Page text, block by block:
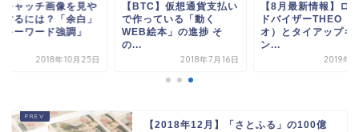
キャッチ画像を見や
するには？「余白」
キーワード強調」
2018年10月25日
【BTC】仮想通貨支払い
で作っている「動く
WEB絵本」の進捗 そ
の...
2018年7月16日
【8月最新情報】ロ
ドバイザーTHEO（
オ）とタイアップキ
ン...
2019年8
【2018年12月】「さとふる」の100億